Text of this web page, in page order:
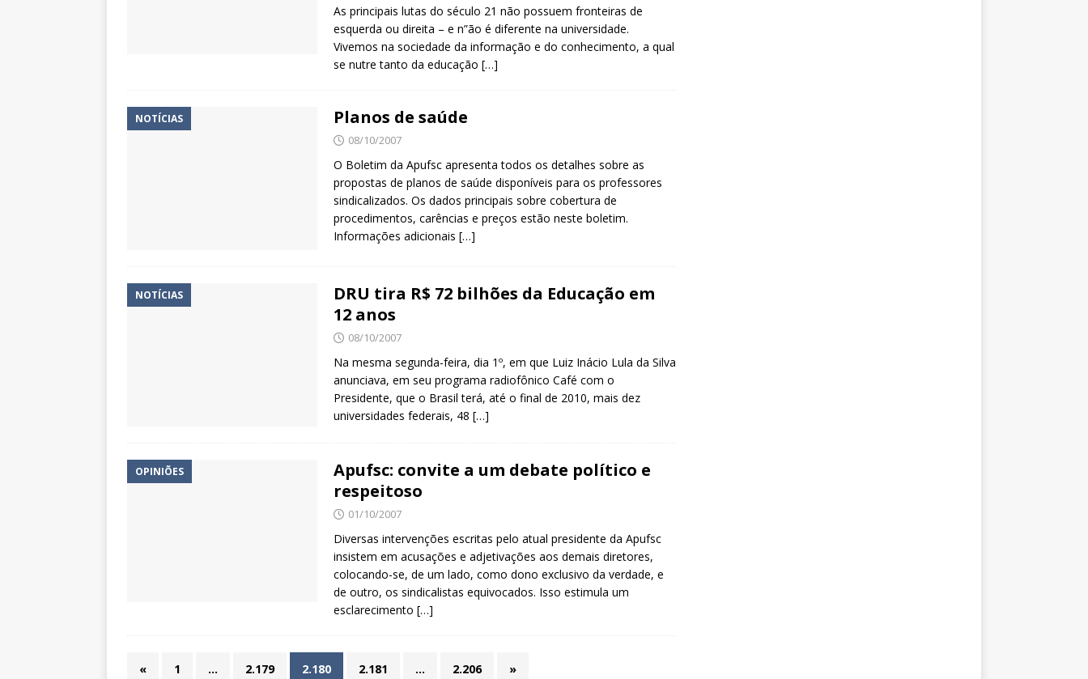
As principais lutas do século 21 não possuem fronteiras de
esquerda ou direita – e n”ão é diferente na universidade.
Vivemos na sociedade da informação e do conhecimento, a qual
se nutre tanto da educação […]
NOTÍCIAS Planos de saúde
08/10/2007
O Boletim da Apufsc apresenta todos os detalhes sobre as
propostas de planos de saúde disponíveis para os professores
sindicalizados. Os dados principais sobre cobertura de
procedimentos, carências e preços estão neste boletim.
Informações adicionais […]
NOTÍCIAS
DRU tira R$ 72 bilhões da Educação em
12 anos
08/10/2007
Na mesma segunda-feira, dia 1º, em que Luiz Inácio Lula da Silva
anunciava, em seu programa radiofônico Café com o
Presidente, que o Brasil terá, até o final de 2010, mais dez
universidades federais, 48 […]
OPINIÕES
Apufsc: convite a um debate político e
respeitoso
01/10/2007
Diversas intervenções escritas pelo atual presidente da Apufsc
insistem em acusações e adjetivações aos demais diretores,
colocando-se, de um lado, como dono exclusivo da verdade, e
de outro, os sindicalistas equivocados. Isso estimula um
esclarecimento […]
« 1 … 2.179 2.180 2.181 … 2.206 »